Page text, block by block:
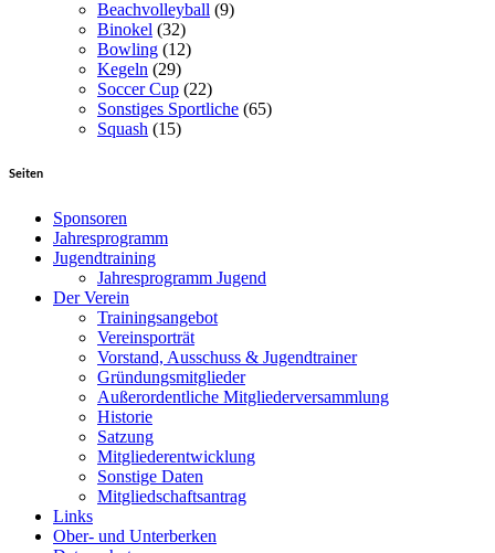
Beachvolleyball (9)
Binokel (32)
Bowling (12)
Kegeln (29)
Soccer Cup (22)
Sonstiges Sportliche (65)
Squash (15)
Seiten
Sponsoren
Jahresprogramm
Jugendtraining
Jahresprogramm Jugend
Der Verein
Trainingsangebot
Vereinsporträt
Vorstand, Ausschuss & Jugendtrainer
Gründungsmitglieder
Außerordentliche Mitgliederversammlung
Historie
Satzung
Mitgliederentwicklung
Sonstige Daten
Mitgliedschaftsantrag
Links
Ober- und Unterberken